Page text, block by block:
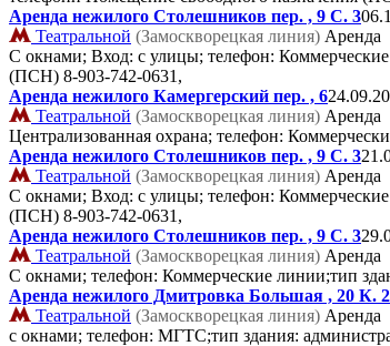
Аренда нежилого Столешников пер. , 9 C. 3
Театральной (Замоскворецкая линия) Аренда
С окнами; Вход: с улицы; телефон:
(ПСН) 8-903-742-0631,
Аренда нежилого Камергерский пер. , 6
Театральной (Замоскворецкая линия) Аренда
Централизованная охрана; телефон:
Аренда нежилого Столешников пер. , 9 C. 3
Театральной (Замоскворецкая линия) Аренда
С окнами; Вход: с улицы; телефон:
(ПСН) 8-903-742-0631,
Аренда нежилого Столешников пер. , 9 C. 3
Театральной (Замоскворецкая линия) Аренда
С окнами; телефон: Коммерческие линии;тип
Аренда нежилого Дмитровка Большая , 20 К. 2
Театральной (Замоскворецкая линия) Аренда
с окнами; телефон: МГТС;тип здания: